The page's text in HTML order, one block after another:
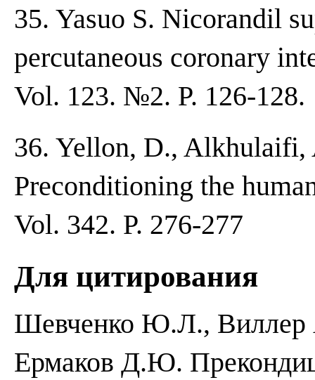
35. Yasuo S. Nicorandil
percutaneous coronary
Vol. 123. №2. P. 126-128.
36. Yellon, D., Alkhulaifi,
Preconditioning the
Vol. 342. P. 276-277
Для цитирования
Шевченко Ю.Л., Виллер
Ермаков Д.Ю.